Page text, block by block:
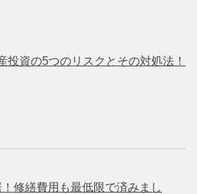
投資の5つのリスクとその対処法！
修繕費用も最低限で済みまし